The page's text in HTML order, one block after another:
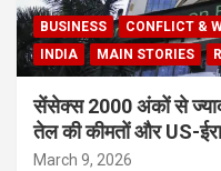
BUSINESS CONFLICT &
INDIA
MAIN STORIES
सेंसेक्स 2000 अंकों से
तेल की कीमतों और US-
March 9, 2026